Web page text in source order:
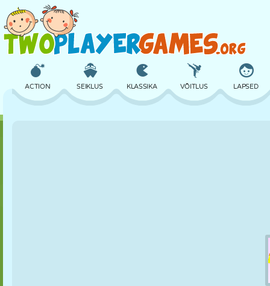
ACTION SEIKLUS KLASSIKA VÕITLUS LAPSED